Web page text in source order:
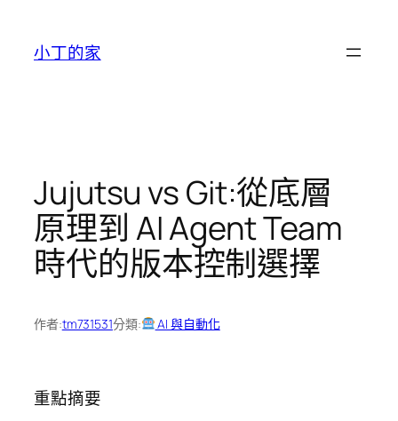
小丁的家
Jujutsu vs Git:從底層
原理到 AI Agent Team
時代的版本控制選擇
作者:tm731531分類: AI 與自動化
重點摘要